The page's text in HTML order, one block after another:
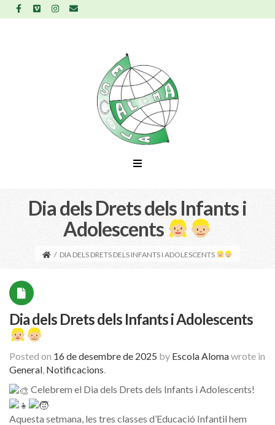
Dia dels Drets dels Infants i
Adolescents
/ DIA DELS DRETS DELS INFANTS I ADOLESCENTS
Dia dels Drets dels Infants i Adolescents
Posted on 16 de desembre de 2025 by Escola Alomawrote in
General, Notificacions.
Celebrem el Dia dels Drets dels Infants i Adolescents!
Aquesta setmana, les tres classes d’Educació Infantil hem